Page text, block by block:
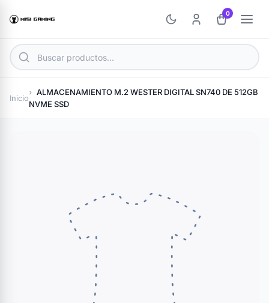
0
Inicio
ALMACENAMIENTO M.2 WESTER DIGITAL SN740 DE 512GB
NVME SSD